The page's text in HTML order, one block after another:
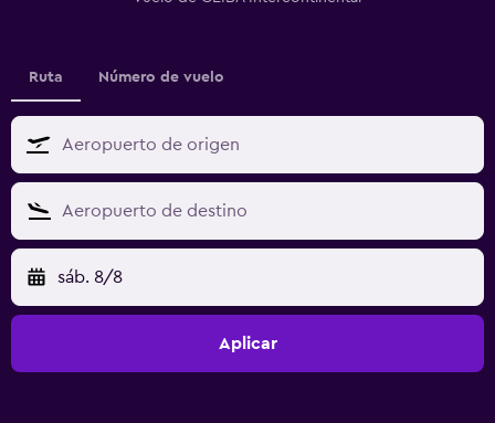
Ruta Número de vuelo
sáb. 8/8
Aplicar